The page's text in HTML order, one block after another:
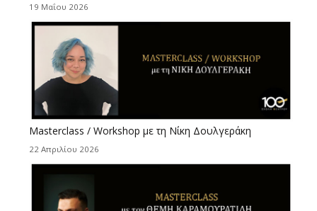
19 Μαΐου 2026
Masterclass / Workshop με τη Νίκη Δουλγεράκη
22 Απριλίου 2026